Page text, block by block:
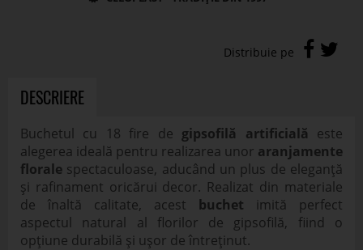
DESCRIERE
Buchetul cu 18 fire de gipsofilă artificială este
alegerea ideală pentru realizarea unor aranjamente
florale spectaculoase, aducând un plus de eleganță
și rafinament oricărui decor. Realizat din materiale
de înaltă calitate, acest buchet imită perfect
aspectul natural al florilor de gipsofilă, fiind o
opțiune durabilă și ușor de întreținut.